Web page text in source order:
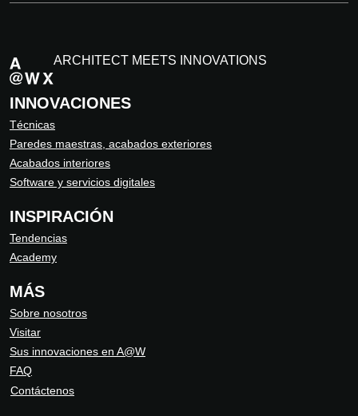
ARCHITECT MEETS INNOVATIONS
INNOVACIONES
Técnicas
Paredes maestras, acabados exteriores
Acabados interiores
Software y servicios digitales
INSPIRACIÓN
Tendencias
Academy
MÁS
Sobre nosotros
Visitar
Sus innovaciones en A@W
FAQ
Contáctenos